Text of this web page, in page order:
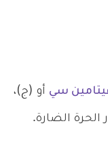
سي أو (ج)،
الحرة الضارة.